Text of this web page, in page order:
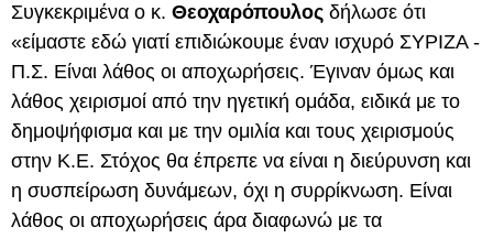
Συγκεκριμένα ο κ. Θεοχαρόπουλος δήλωσε ότι
«είμαστε εδώ γιατί επιδιώκουμε έναν ισχυρό ΣΥΡΙΖΑ -
Π.Σ. Είναι λάθος οι αποχωρήσεις. Έγιναν όμως και
λάθος χειρισμοί από την ηγετική ομάδα, ειδικά με το
δημοψήφισμα και με την ομιλία και τους χειρισμούς
στην Κ.Ε. Στόχος θα έπρεπε να είναι η διεύρυνση και
η συσπείρωση δυνάμεων, όχι η συρρίκνωση. Είναι
λάθος οι αποχωρήσεις άρα διαφωνώ με τα